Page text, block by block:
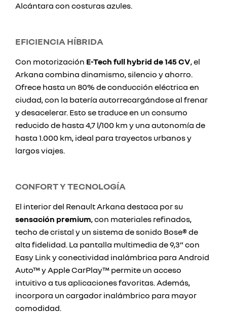
Alcántara con costuras azules.
EFICIENCIA HÍBRIDA
Con motorización E-Tech full hybrid de 145 CV, el
Arkana combina dinamismo, silencio y ahorro.
Ofrece hasta un 80% de conducción eléctrica en
ciudad, con la batería autorrecargándose al frenar
y desacelerar. Esto se traduce en un consumo
reducido de hasta 4,7 l/100 km y una autonomía de
hasta 1.000 km, ideal para trayectos urbanos y
largos viajes.
CONFORT Y TECNOLOGÍA
El interior del Renault Arkana destaca por su
sensación premium, con materiales refinados,
techo de cristal y un sistema de sonido Bose® de
alta fidelidad. La pantalla multimedia de 9,3” con
Easy Link y conectividad inalámbrica para Android
Auto™ y Apple CarPlay™ permite un acceso
intuitivo a tus aplicaciones favoritas. Además,
incorpora un cargador inalámbrico para mayor
comodidad.